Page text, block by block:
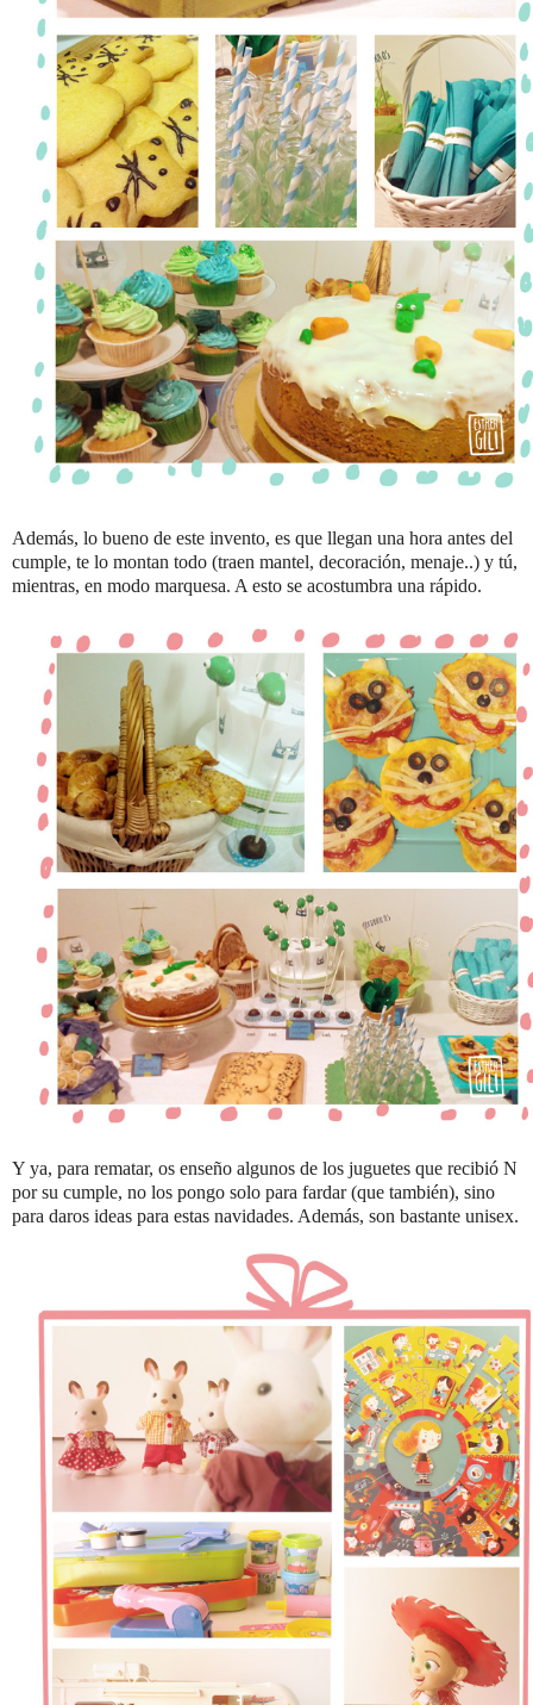
Además, lo bueno de este invento, es que llegan una hora antes del
cumple, te lo montan todo (traen mantel, decoración, menaje..) y tú,
mientras, en modo marquesa. A esto se acostumbra una rápido.
Y ya, para rematar, os enseño algunos de los juguetes que recibió N
por su cumple, no los pongo solo para fardar (que también), sino
para daros ideas para estas navidades. Además, son bastante unisex.